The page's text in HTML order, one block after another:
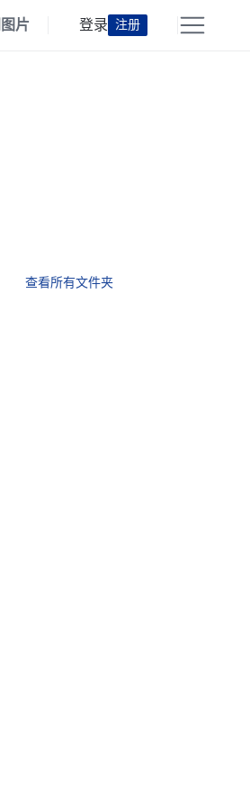
图片 登录 注册
查看所有文件夹